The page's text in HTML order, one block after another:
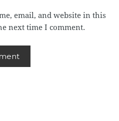
email, and website in this
next time I comment.